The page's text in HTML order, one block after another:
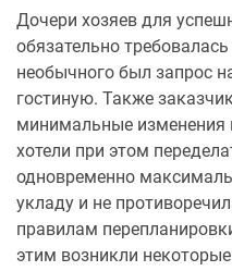
Дочери хозяев для
обязательно
необычного был запрос
гостиную. Также
минимальные изменения
хотели при этом
одновременно
укладу и не
правилам
этим возникли